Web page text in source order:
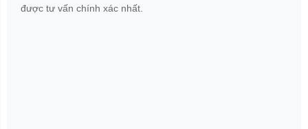
được tư vấn chính xác nhất.